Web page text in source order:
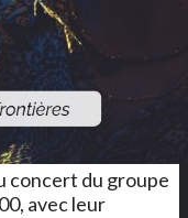
concert du groupe
avec leur